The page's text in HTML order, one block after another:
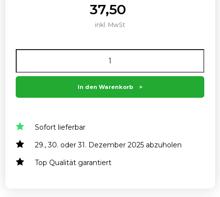
37,50
inkl. MwSt
In den Warenkorb
Sofort lieferbar
29., 30. oder 31. Dezember 2025 abzuholen
Top Qualität garantiert